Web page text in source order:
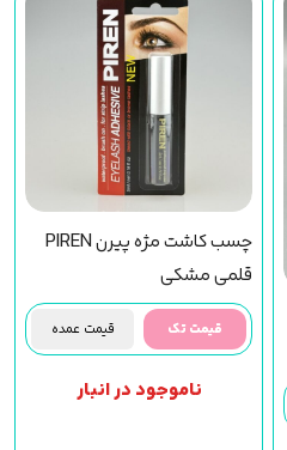
چسب کاشت مژه پیرن PIREN
قلمی مشکی
قیمت تک قیمت عمده
ناموجود در انبار